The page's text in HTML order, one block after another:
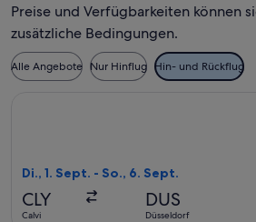
Preise und Verfügbarkeiten können
zusätzliche Bedingungen.
Alle Angebote Nur Hinflug Hin- und Rückflug
Di., 1. Sept. - So., 6. Sept.
CLY
Calvi
DUS
Düsseldorf